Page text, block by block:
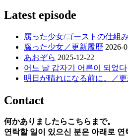
Latest episode
腐った少女/ゴーストの仕組み
腐った少女／更新履歴 2026-
あおぞら 2025-12-22
어느 날 갑자기 어른이 되었다
明日が晴れになる前に。／
Contact
何かありましたらこちらまで。
연락할 일이 있으신 분은 아래로 연